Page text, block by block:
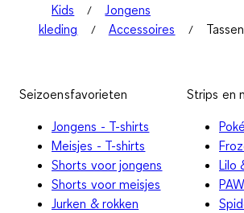
Kids
Jongens
kleding
Accessoires
Seizoensfavorieten
Jongens - T-shirts
Meisjes - T-shirts
Shorts voor jongens
Shorts voor meisjes
Jurken & rokken
Strips en
Lilo